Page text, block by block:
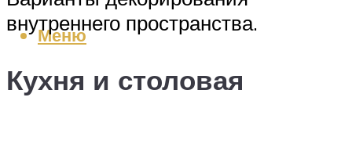
Меню
внутреннего пространства.
Кухня и столовая